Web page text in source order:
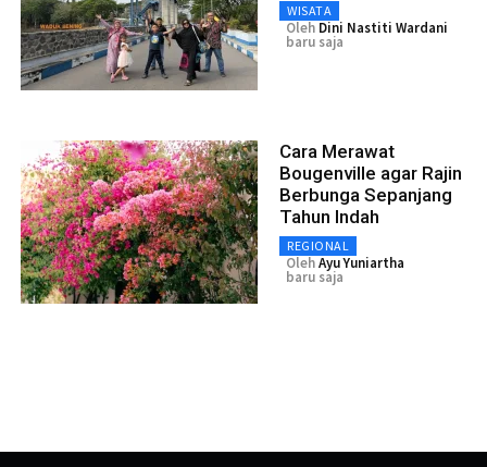
WISATA
Oleh Dini Nastiti Wardani
baru saja
Cara Merawat
Bougenville agar Rajin
Berbunga Sepanjang
Tahun Indah
REGIONAL
OlehAyu Yuniartha
baru saja